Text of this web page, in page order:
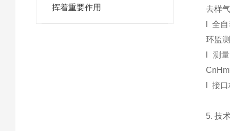
挥着重要作用
去样
l 全
环监
l 测
l 接
5. 技